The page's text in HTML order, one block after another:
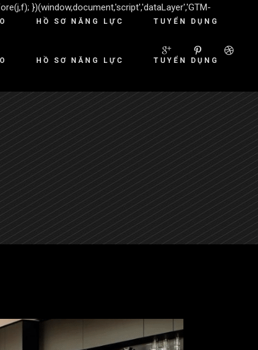
})(window,document,'script','dataLayer','GTM-
HỒ SƠ NĂNG LỰC TUYỂN DỤNG
HỒ SƠ NĂNG LỰC TUYỂN DỤNG